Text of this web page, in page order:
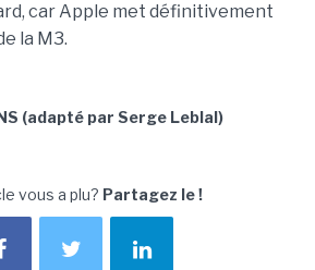
car Apple met définitivement
la M3.
(adapté par Serge Leblal)
vous a plu? Partagez le !